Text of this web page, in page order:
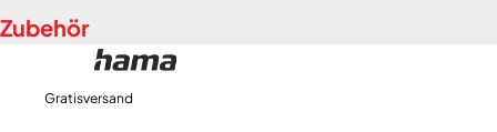
Batterie-Betrieb
Zubehör
Gratisversand